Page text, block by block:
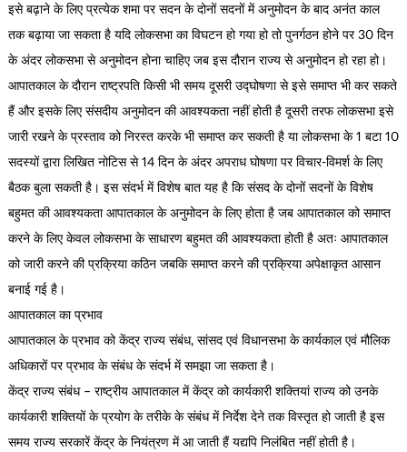
इसे बढ़ाने के लिए प्रत्येक शमा पर सदन के दोनों सदनों में अनुमोदन के बाद अनंत काल
तक बढ़ाया जा सकता है यदि लोकसभा का विघटन हो गया हो तो पुनर्गठन होने पर 30 दिन
के अंदर लोकसभा से अनुमोदन होना चाहिए जब इस दौरान राज्य से अनुमोदन हो रहा हो।
आपातकाल के दौरान राष्ट्रपति किसी भी समय दूसरी उद्घोषणा से इसे समाप्त भी कर सकते
हैं और इसके लिए संसदीय अनुमोदन की आवश्यकता नहीं होती है दूसरी तरफ लोकसभा इसे
जारी रखने के प्रस्ताव को निरस्त करके भी समाप्त कर सकती है या लोकसभा के 1 बटा 10
सदस्यों द्वारा लिखित नोटिस से 14 दिन के अंदर अपराध घोषणा पर विचार-विमर्श के लिए
बैठक बुला सकती है। इस संदर्भ में विशेष बात यह है कि संसद के दोनों सदनों के विशेष
बहुमत की आवश्यकता आपातकाल के अनुमोदन के लिए होता है जब आपातकाल को समाप्त
करने के लिए केवल लोकसभा के साधारण बहुमत की आवश्यकता होती है अतः आपातकाल
को जारी करने की प्रक्रिया कठिन जबकि समाप्त करने की प्रक्रिया अपेक्षाकृत आसान
बनाई गई है।
आपातकाल का प्रभाव
आपातकाल के प्रभाव को केंद्र राज्य संबंध, सांसद एवं विधानसभा के कार्यकाल एवं मौलिक
अधिकारों पर प्रभाव के संबंध के संदर्भ में समझा जा सकता है।
केंद्र राज्य संबंध – राष्ट्रीय आपातकाल में केंद्र को कार्यकारी शक्तियां राज्य को उनके
कार्यकारी शक्तियों के प्रयोग के तरीके के संबंध में निर्देश देने तक विस्तृत हो जाती है इस
समय राज्य सरकारें केंद्र के नियंत्रण में आ जाती हैं यद्यपि निलंबित नहीं होती है।